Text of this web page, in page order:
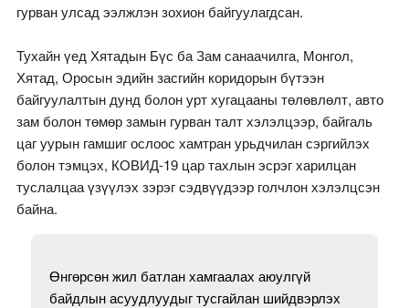
гурван улсад ээлжлэн зохион байгуулагдсан.
Тухайн үед Хятадын Бүс ба Зам санаачилга, Монгол,
Хятад, Оросын эдийн засгийн коридорын бүтээн
байгуулалтын дунд болон урт хугацааны төлөвлөлт, авто
зам болон төмөр замын гурван талт хэлэлцээр, байгаль
цаг уурын гамшиг ослоос хамтран урьдчилан сэргийлэх
болон тэмцэх, КОВИД-19 цар тахлын эсрэг харилцан
туслалцаа үзүүлэх зэрэг сэдвүүдээр голчлон хэлэлцсэн
байна.
Өнгөрсөн жил батлан хамгаалах аюулгүй
байдлын асуудлуудыг тусгайлан шийдвэрлэх